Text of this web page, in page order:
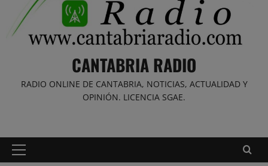
CANTABRIA RADIO
RADIO ONLINE DE CANTABRIA, NOTICIAS, ACTUALIDAD Y
OPINIÓN. LICENCIA SGAE.
Menú